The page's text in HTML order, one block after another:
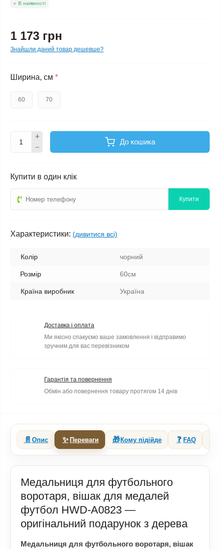
В наявності
1 173 грн
Знайшли даний товар дешевше?
Ширина, см *
60 70
До кошика
Купити в один клік
Купити
Характеристики: (дивитися всі)
Колір чорний
Розмір 60см
Країна виробник Україна
Доставка і оплата
Ми якісно спакуємо ваше замовлення і відправимо
зручним для вас перевізником
Гарантія та повернення
Обмін або повернення товару протягом 14 днів
📄 Опис ✨ Переваги 🎁Кому підійде ❓ FAQ
Медальниця для футбольного
воротаря, вішак для медалей
футбол HWD-A0823 —
оригінальний подарунок з дерева
Медальниця для футбольного воротаря, вішак